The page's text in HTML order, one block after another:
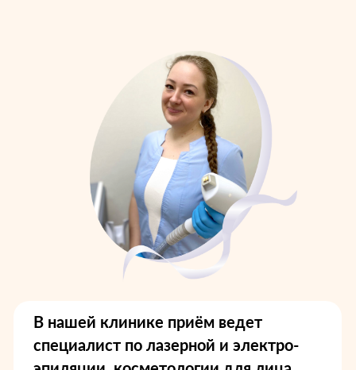
В нашей клинике приём ведет
специалист по лазерной и электро-